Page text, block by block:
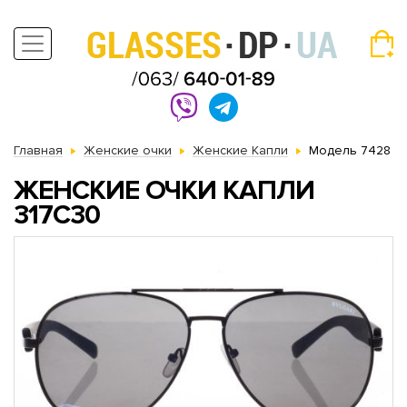
Главная Женские очки Женские Капли Модель 7428
ЖЕНСКИЕ ОЧКИ КАПЛИ
317C30